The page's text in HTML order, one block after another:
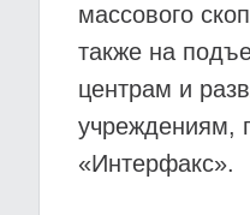
массового
также на
центрам и
учреждениям,
«Интерфакс».